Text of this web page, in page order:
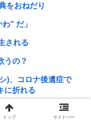
をおねだり
" だ」
される
うの？
)、コロナ後遺症で
に折れる
ストは鼻を省略する
トップ サイドバー